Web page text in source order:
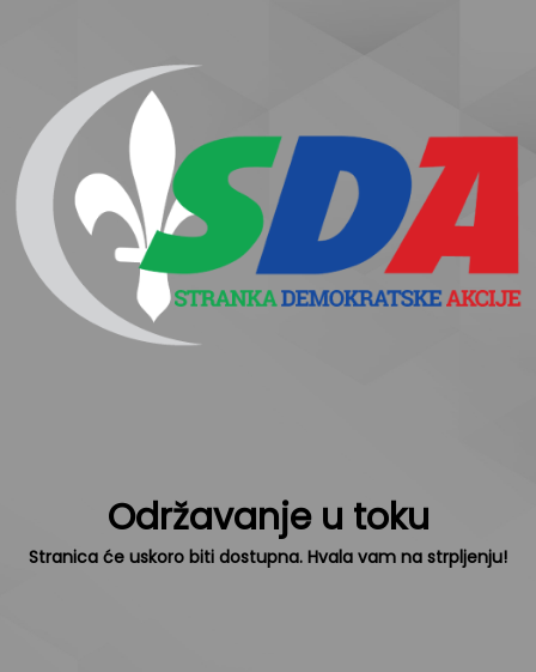
Održavanje u toku
Stranica će uskoro biti dostupna. Hvala vam na strpljenju!